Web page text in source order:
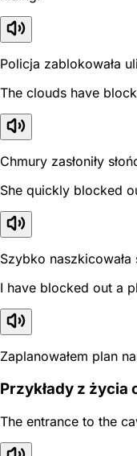
Policja zablokowała
The clouds have
Chmury zasłoniły
She quickly blocked
Szybko
I have blocked out a
Zaplanowałem plan
Przykłady z życia
The entrance to the